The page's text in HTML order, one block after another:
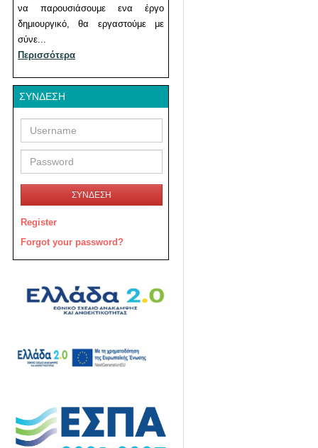
να παρουσιάσουμε ενα έργο
δημιουργικό, θα εργαστούμε με
σύνε...
Περισσότερα
ΣΎΝΔΕΣΗ
ΣΥΝΔΕΣΗ
Register
Forgot your password?